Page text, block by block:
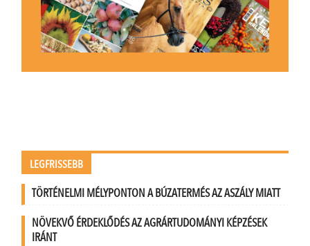
LEGFRISSEBB
TÖRTÉNELMI MÉLYPONTON A BÚZATERMÉS AZ ASZÁLY MIATT
NÖVEKVŐ ÉRDEKLŐDÉS AZ AGRÁRTUDOMÁNYI KÉPZÉSEK
IRÁNT